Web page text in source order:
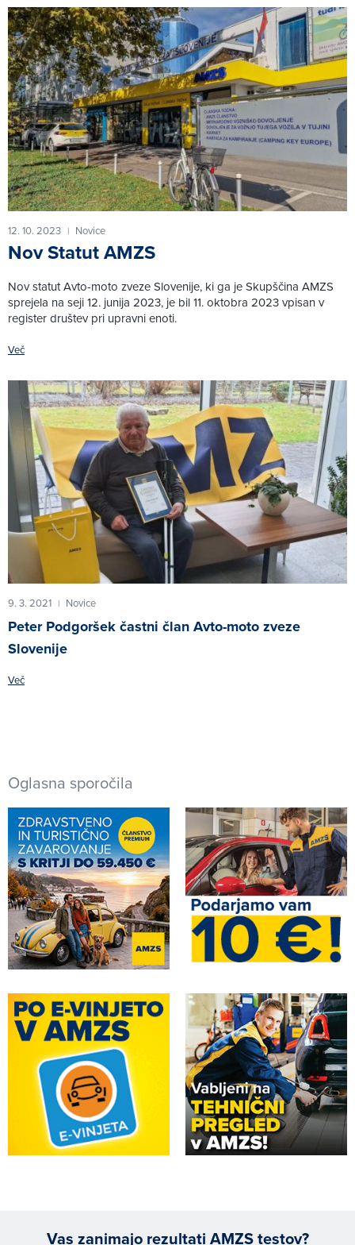
12. 10. 2023 | Novice
Nov Statut AMZS
Nov statut Avto-moto zveze Slovenije, ki ga je Skupščina AMZS
sprejela na seji 12. junija 2023, je bil 11. oktobra 2023 vpisan v
register društev pri upravni enoti.
Več
9. 3. 2021 | Novice
Peter Podgoršek častni član Avto-moto zveze
Slovenije
Več
Oglasna sporočila
Vas zanimajo rezultati AMZS testov?